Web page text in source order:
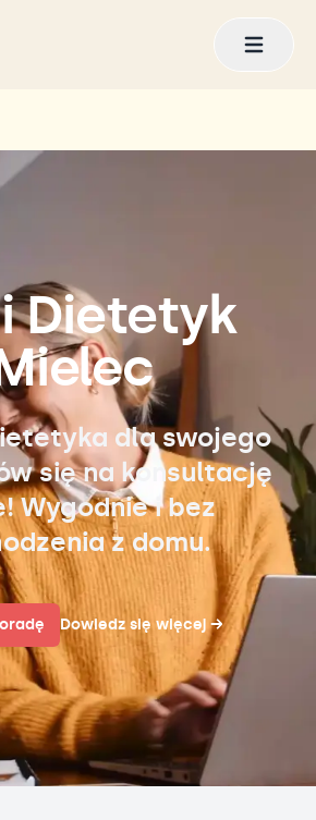
Dietetyk
dla swojego
się na konsultację
Wygodnie i bez
z domu.
Dowiedz się więcej →